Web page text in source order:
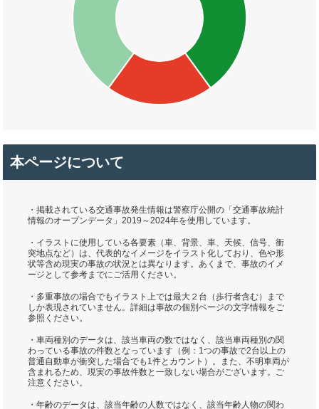
本ページについて
・掲載されている交通事故発生情報は警察庁公開の「交通事故統計
情報のオープンデータ」2019～2024年を使用しています。
・イラストに使用している各要素（車、背景、車、天候、信号、衝
突地点など）は、代表的なイメージをイラスト化しており、色や形
状等含め現実の事故の状況とは異なります。あくまで、事故のイメ
ージとして参考までにご活用ください。
・多重事故の場合でもイラスト上では最大２台（歩行者含む）まで
しか表現されていません。詳細は事故の個別ページの文字情報をご
参照ください。
・車両種別のデータは、該当車両の数ではなく、該当車両種別の関
わっている事故の件数となっています（例：1つの事故で2台以上の
普通自動車が衝突した場合でも1件とカウント）。また、不明車両が
含まれるため、現実の事故件数と一致しない場合がございます。ご
注意ください。
・年齢のデータは、該当年齢の人数ではなく、該当年齢人物の関わ